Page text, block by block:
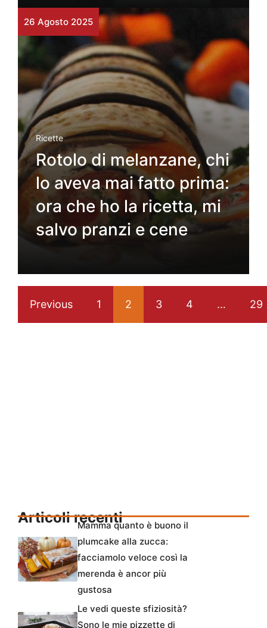
26 Agosto 2025
Ricette
Rotolo di melanzane, chi
lo aveva mai fatto prima:
ora che ho la ricetta, mi
salvo pranzi e cene
Previous 1 2 3 4 … 29
Articoli recentiMamma quanto è buono il
plumcake alla zucca:
facciamolo veloce così la
merenda è ancor più
gustosa
Le vedi queste sfiziosità?
Sono le mie pizzette di